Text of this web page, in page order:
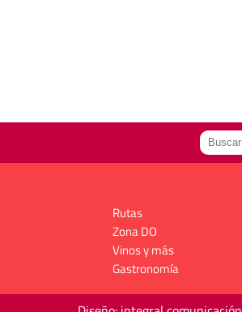
Rutas
Zona DO
Vinos y más
Gastronomía